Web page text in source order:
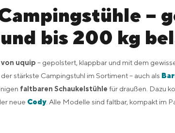
–
bis 200 kg
uquip – gepolstert, klappbar und mit dem
stärkste Campingstuhl im Sortiment – auch als
faltbaren Schaukelstühle für draußen. Dazu
neue Cody. Alle Modelle sind faltbar, kompakt im